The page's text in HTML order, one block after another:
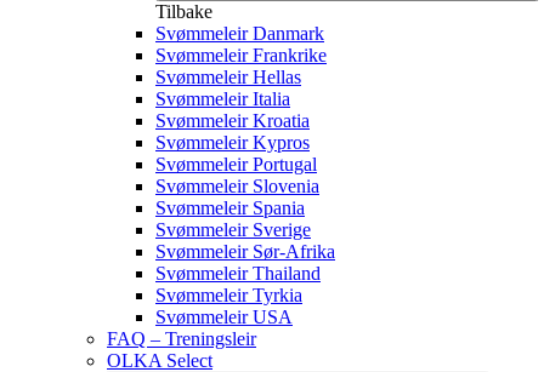
Tilbake
Svømmeleir Danmark
Svømmeleir Frankrike
Svømmeleir Hellas
Svømmeleir Italia
Svømmeleir Kroatia
Svømmeleir Kypros
Svømmeleir Portugal
Svømmeleir Slovenia
Svømmeleir Spania
Svømmeleir Sverige
Svømmeleir Sør-Afrika
Svømmeleir Thailand
Svømmeleir Tyrkia
Svømmeleir USA
FAQ – Treningsleir
OLKA Select